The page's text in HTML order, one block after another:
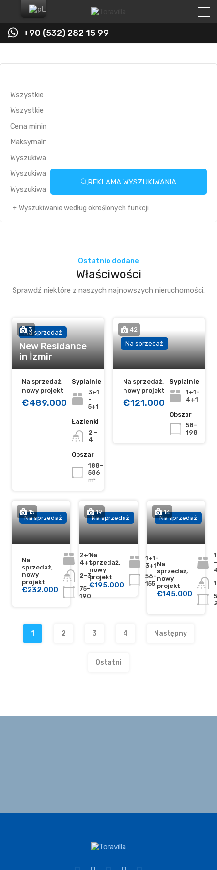
+90 (532) 282 15 99
REKLAMA WYSZUKIWANIA
Wyszukiwanie według określonych funkcji
Ostatnio dodane
Właściwości
Sprawdź niektóre z naszych najnowszych nieruchomości.
3
Na sprzedaż
New Residance
in İzmir
Na sprzedaż,
nowy projekt
€489.000
Sypialnie
3+1
-
5+1
Łazienki
2 -
4
Obszar
188-
586
m²
42
Na sprzedaż
Na sprzedaż,
nowy projekt
€121.000
Sypialnie
1+1-
4+1
Obszar
58-
198
15
Na sprzedaż
Na
sprzedaż,
nowy
projekt
€232.000
2+1-
4+1
2-3
75-
190
19
Na sprzedaż
Na
sprzedaż,
nowy
projekt
€195.000
1+1-
3+1
56-
155
14
Na sprzedaż
Na
sprzedaż,
nowy
projekt
€145.000
-
1 2 3 4 Następny
Ostatni